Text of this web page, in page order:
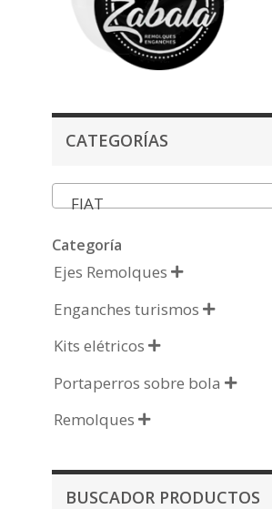
CATEGORÍAS
FIAT
Categoría
Ejes Remolques 
Enganches turismos 
Kits elétricos 
Portaperros sobre bola 
Remolques 
BUSCADOR PRODUCTOS